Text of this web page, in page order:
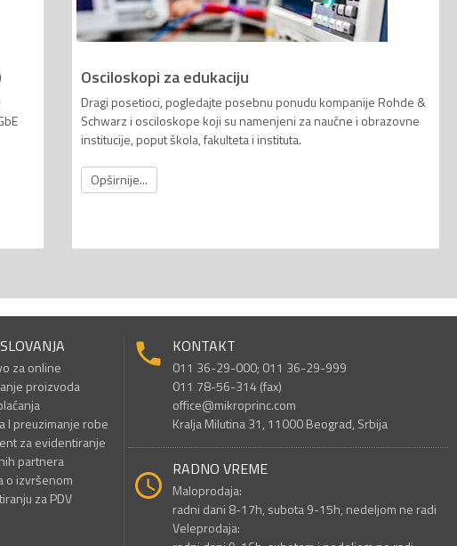
Osciloskopi za edukaciju
Dragi posetioci, pogledajte posebnu ponudu kompanije Rohde &
Schwarz i osciloskope koji su namenjeni za naučne i obrazovne
institucije, poput škola, fakulteta i instituta.
Opširnije...
za online
proizvoda
I preuzimanje robe
za evidentiranje
partnera
o izvršenom
za PDV
KONTAKT
011 36-29-000; 011 36-29-999
011 78-56-314 (fax)
office@mikroprinc.com
Kralja Milutina 31, 11000 Beograd, Srbija
RADNO VREME
Maloprodaja:
radni dani 8-17h, subota 9-15h, nedeljom ne radi
Veleprodaja: